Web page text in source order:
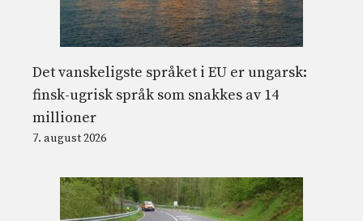
Det vanskeligste språket i EU er ungarsk:
finsk-ugrisk språk som snakkes av 14
millioner
7. august 2026